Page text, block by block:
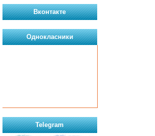
Вконтакте
Однокласники
Telegram